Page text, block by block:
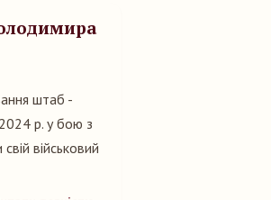
штаб -
р. у бою з
військовий